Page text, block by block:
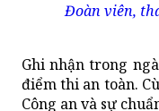
Đoàn viên,
Ghi nhận trong
điểm thi an toàn.
Công an và sự